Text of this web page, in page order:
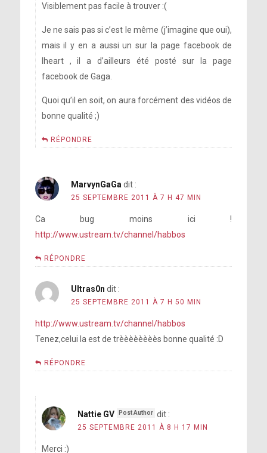
Visiblement pas facile à trouver :(
Je ne sais pas si c’est le même (j’imagine que oui),
mais il y en a aussi un sur la page facebook de
Iheart , il a d’ailleurs été posté sur la page
facebook de Gaga.
Quoi qu’il en soit, on aura forcément des vidéos de
bonne qualité ;)
RÉPONDRE
MarvynGaGa dit :
25 SEPTEMBRE 2011 À 7 H 47 MIN
Ca bug moins ici !
http://www.ustream.tv/channel/habbos
RÉPONDRE
Ultras0n dit :
25 SEPTEMBRE 2011 À 7 H 50 MIN
http://www.ustream.tv/channel/habbos
Tenez,celui la est de trèèèèèèèès bonne qualité :D
RÉPONDRE
Nattie GV dit :
25 SEPTEMBRE 2011 À 8 H 17 MIN
Merci :)